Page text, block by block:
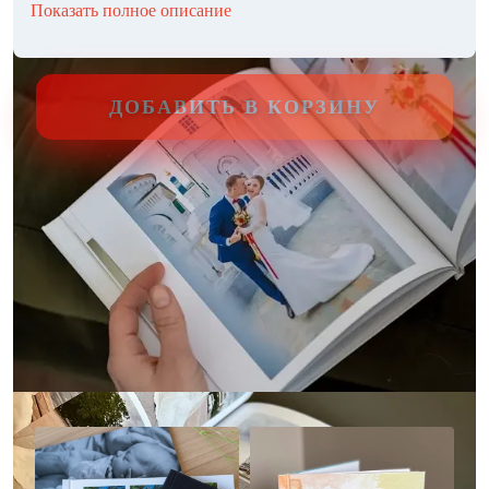
Показать полное описание
ДОБАВИТЬ В КОРЗИНУ
Другие стили фотокниг